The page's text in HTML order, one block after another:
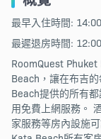
最早入住時間: 14:00
最遲退房時間: 12:00
RoomQuest
Beach，讓在布吉
Beach提供的所有
用免費上網服務。
家服務等房內設施